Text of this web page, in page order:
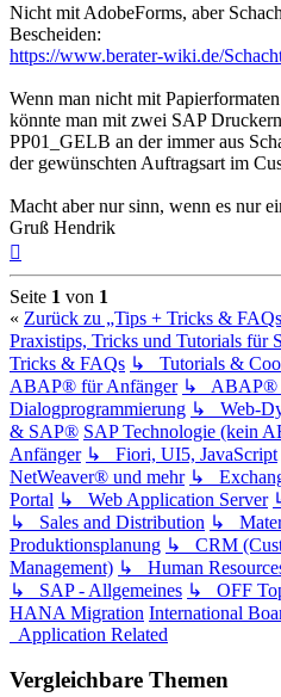
Nicht mit AdobeForms, aber
Bescheiden:
https://www.berater-wiki.de/
Wenn man nicht mit
könnte man mit zwei SAP
PP01_GELB an der immer aus
der gewünschten Auftragsart im
Macht aber nur sinn, wenn es nur
Gruß Hendrik
Seite 1 von 1
« Zurück zu „Tips + Tricks &
Praxistips, Tricks und Tutorials für
Tricks & FAQs ↳ Tutorials &
ABAP® für Anfänger ↳ ABAP®
Dialogprogrammierung ↳ Web-
& SAP® SAP Technologie (kein
Anfänger ↳ Fiori, UI5, JavaScript
NetWeaver® und mehr ↳
Portal ↳ Web Application Server
↳ Sales and Distribution ↳
Produktionsplanung ↳ CRM
Management) ↳ Human
↳ SAP - Allgemeines ↳ OFF
HANA Migration International
Application Related
Vergleichbare Themen